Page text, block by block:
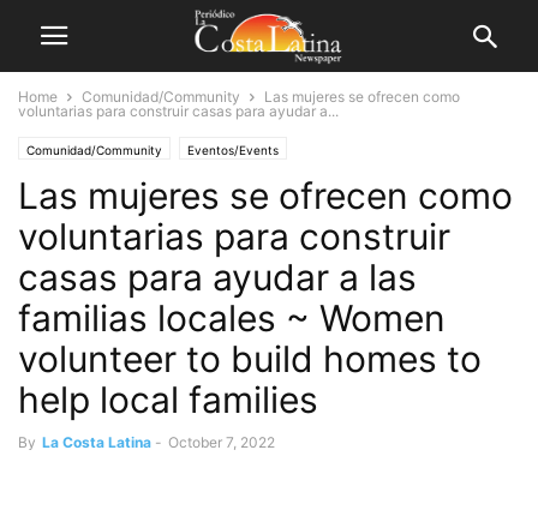
Home Comunidad/Community
Las mujeres se ofrecen como
voluntarias para construir casas para ayudar a...
Comunidad/Community Eventos/Events
Las mujeres se ofrecen como
voluntarias para construir
casas para ayudar a las
familias locales ~ Women
volunteer to build homes to
help local families
By La Costa Latina - October 7, 2022